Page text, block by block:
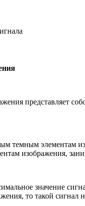
представляет
темным элементам
изображения,
значение
то такой сигнал